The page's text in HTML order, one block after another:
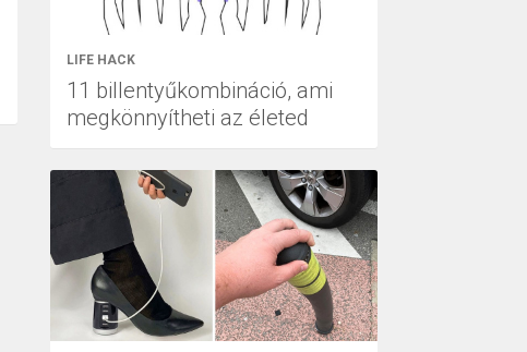
LIFE HACK
11 billentyűkombináció, ami
megkönnyítheti az életed